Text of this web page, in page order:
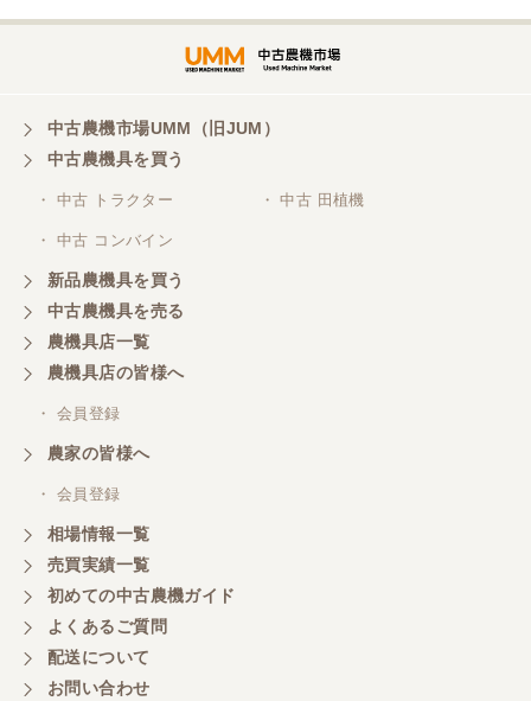
株式会社トミタモータース
中古農機市場UMM（旧JUM）
中古農機具を買う
・ 中古 トラクター ・ 中古 田植機
・ 中古 コンバイン
新品農機具を買う
中古農機具を売る
農機具店一覧
農機具店の皆様へ
・ 会員登録
農家の皆様へ
・ 会員登録
相場情報一覧
売買実績一覧
初めての中古農機ガイド
よくあるご質問
配送について
お問い合わせ